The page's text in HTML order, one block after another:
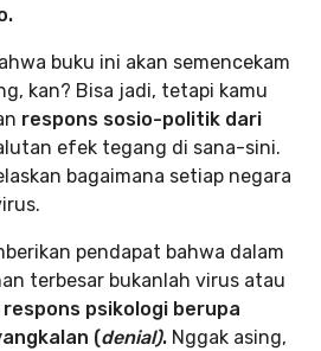
buku ini akan semencekam
kan? Bisa jadi, tetapi kamu
respons sosio-politik dari
efek tegang di sana-sini.
bagaimana setiap negara
pendapat bahwa dalam
terbesar bukanlah virus atau
respons psikologi berupa
(denial). Nggak asing,